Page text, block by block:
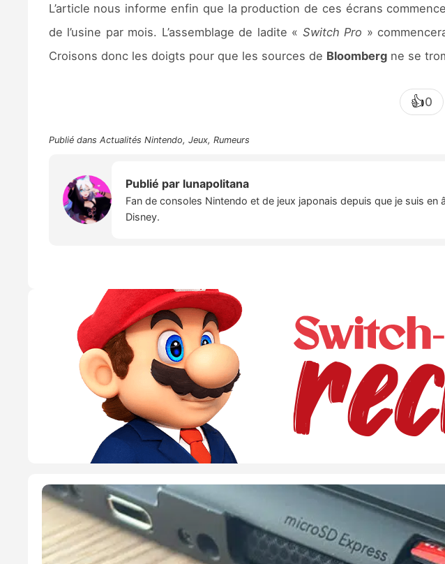
L’article nous informe enfin que la production de ces écrans
de l’usine par mois. L’assemblage de ladite « Switch Pro »
Croisons donc les doigts pour que les sources de Bloombergne se
👍0
Publié dans Actualités Nintendo, Jeux, Rumeurs
Publié par lunapolitana
Fan de consoles Nintendo et de jeux japonais depuis que je suis
Disney.